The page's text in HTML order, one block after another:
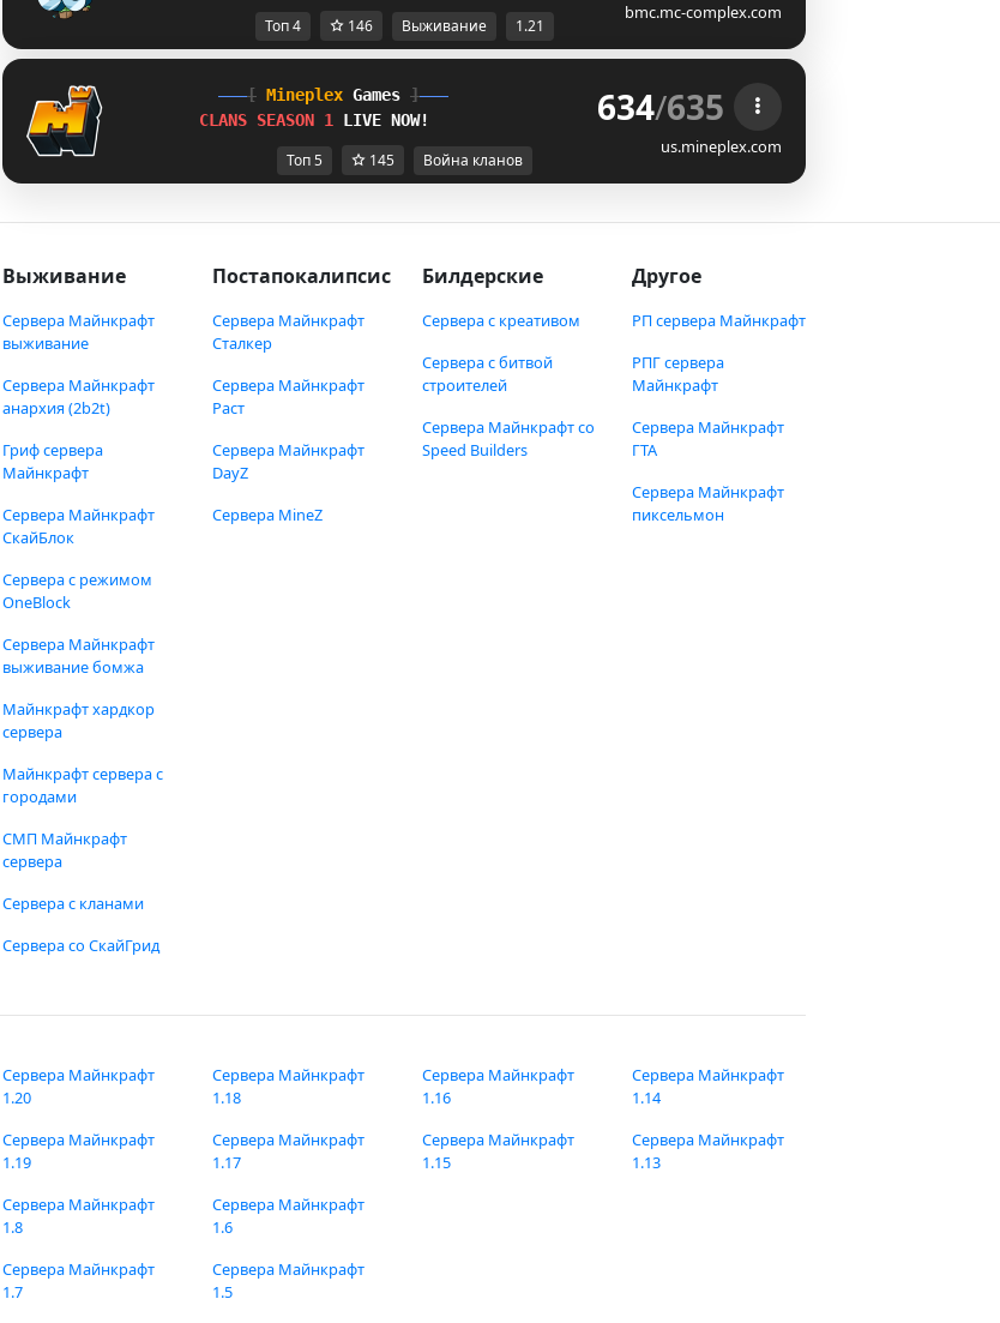
bmc.mc-complex.com
Топ 4 146 Выживание 1.21
[ Mineplex Games ]
CLANS SEASON 1 LIVE NOW! 634/635
us.mineplex.com
Топ 5 145 Война кланов
Выживание
Сервера Майнкрафт
выживание
Сервера Майнкрафт
анархия (2b2t)
Гриф сервера
Майнкрафт
Сервера Майнкрафт
СкайБлок
Сервера с режимом
OneBlock
Сервера Майнкрафт
выживание бомжа
Майнкрафт хардкор
сервера
Майнкрафт сервера с
городами
СМП Майнкрафт
сервера
Сервера с кланами
Сервера со СкайГрид
Постапокалипсис
Сервера Майнкрафт
Сталкер
Сервера Майнкрафт
Раст
Сервера Майнкрафт
DayZ
Сервера MineZ
Билдерские
Сервера с креативом
Сервера с битвой
строителей
Сервера Майнкрафт со
Speed Builders
Другое
РП сервера Майнкрафт
РПГ сервера
Майнкрафт
Сервера Майнкрафт
ГТА
Сервера Майнкрафт
пиксельмон
Сервера Майнкрафт
1.20
Сервера Майнкрафт
1.19
Сервера Майнкрафт
1.18
Сервера Майнкрафт
1.17
Сервера Майнкрафт
1.16
Сервера Майнкрафт
1.15
Сервера Майнкрафт
1.14
Сервера Майнкрафт
1.13
Сервера Майнкрафт
1.8
Сервера Майнкрафт
1.7
Сервера Майнкрафт
1.6
Сервера Майнкрафт
1.5